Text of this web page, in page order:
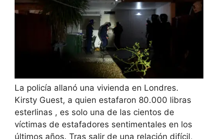
La policía allanó una vivienda en Londres.
Kirsty Guest, a quien estafaron 80.000 libras
esterlinas , es solo una de las cientos de
víctimas de estafadores sentimentales en los
últimos años. Tras salir de una relación difícil,